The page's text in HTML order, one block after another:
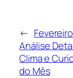
←
Análise
Clima e
do Mês